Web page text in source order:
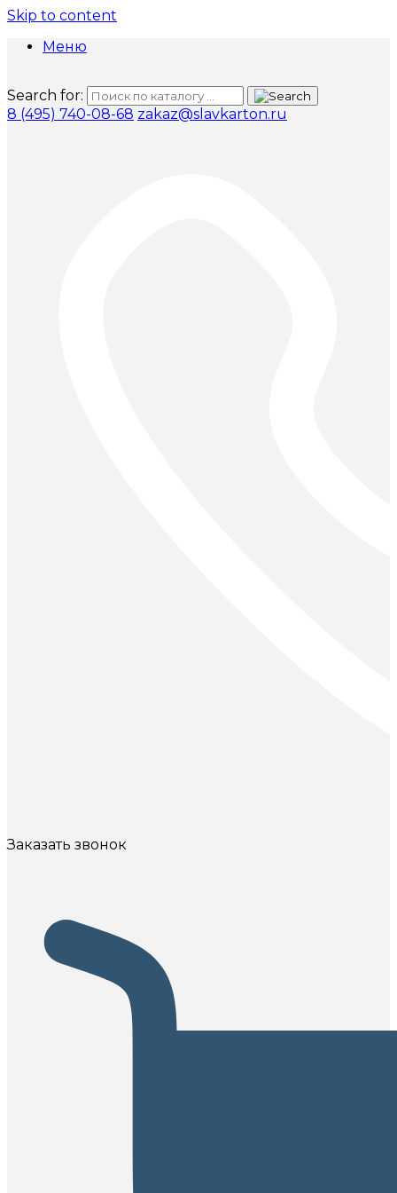
Skip to content
Меню
Search for:
8 (495) 740-08-68 zakaz@slavkarton.ru
Заказать звонок